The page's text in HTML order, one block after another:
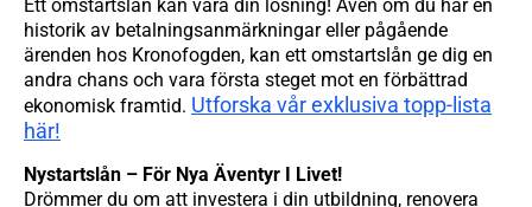
Ett omstartslån kan vara din lösning! Även om du har en
historik av betalningsanmärkningar eller pågående
ärenden hos Kronofogden, kan ett omstartslån ge dig en
andra chans och vara första steget mot en förbättrad
ekonomisk framtid. Utforska vår exklusiva topp-lista
här!
Nystartslån – För Nya Äventyr I Livet!
Drömmer du om att investera i din utbildning, renovera